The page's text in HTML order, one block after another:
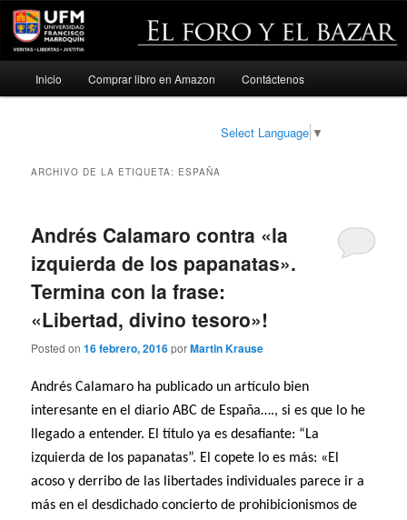
Ir
Ir
Inicio Comprar libro en Amazon Contáctenos
Select Language ▼
ARCHIVO DE LA ETIQUETA: ESPAÑA
Andrés Calamaro contra «la
izquierda de los papanatas».
Termina con la frase:
«Libertad, divino tesoro»!
Posted on16 febrero, 2016porMartin Krause
Andrés Calamaro ha publicado un artículo bien
interesante en el diario ABC de España…., si es que lo he
llegado a entender. El título ya es desafiante: “La
izquierda de los papanatas”. El copete lo es más: «El
acoso y derribo de las libertades individuales parece ir a
más en el desdichado concierto de prohibicionismos de